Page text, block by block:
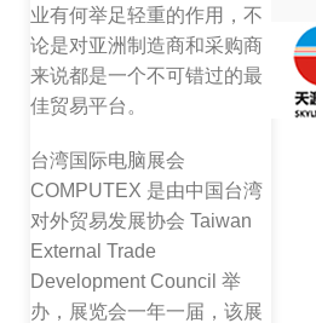
业有何举足轻重的作用，不
论是对亚洲制造商和采购商
来说都是一个不可错过的最
佳贸易平台。
台湾国际电脑展会
COMPUTEX 是由中国台湾
对外贸易发展协会 Taiwan
External Trade
Development Council 举
办，展览会一年一届，该展